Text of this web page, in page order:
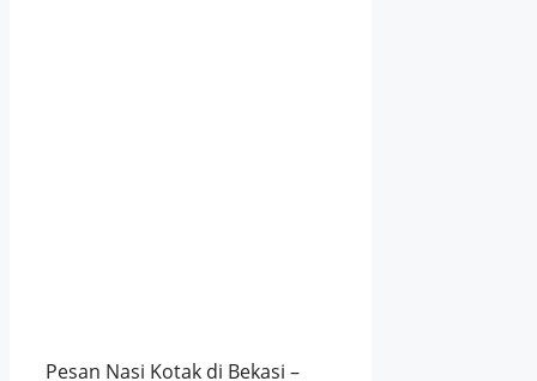
Pesan Nasi Kotak di Bekasi –